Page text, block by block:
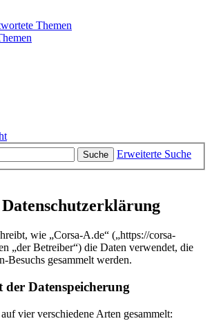
Themen
Suche
Erweiterte Suche
wie „Corsa-A.de“ („https://corsa-
„der Betreiber“) die Daten verwendet, die
Besuchs gesammelt werden.
Datenspeicherung
vier verschiedene Arten gesammelt: